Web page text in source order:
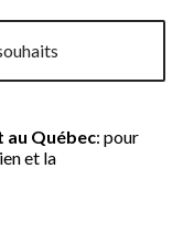
au Québec: pour
et la